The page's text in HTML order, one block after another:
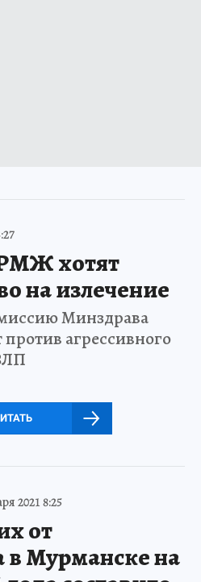
хотят
на излечение
Минздрава
агрессивного
2021 8:25
от
в Мурманске на